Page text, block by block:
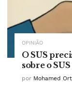
OPINIÃO
O SUS
sobre o
por Mohamed